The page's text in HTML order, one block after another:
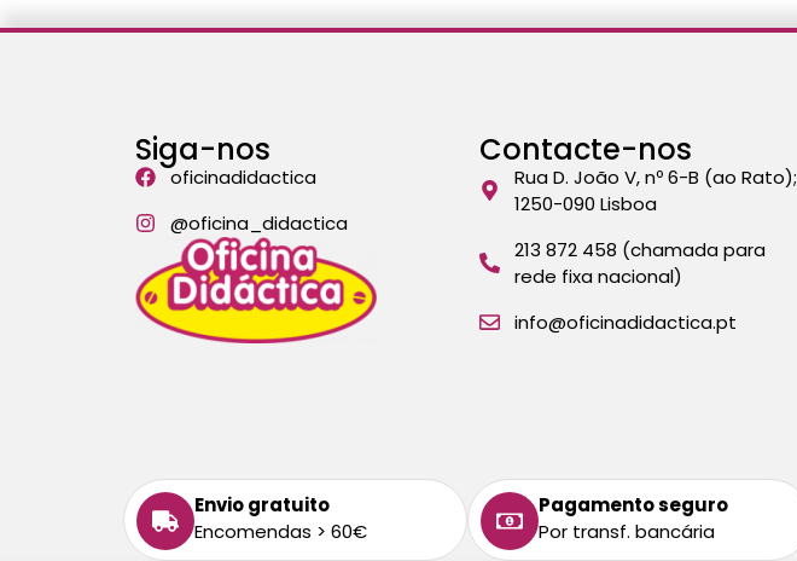
Siga-nos
oficinadidactica
@oficina_didactica
Contacte-nos
Rua D. João V, nº 6-B (ao Rato);
1250-090 Lisboa
213 872 458 (chamada para
rede fixa nacional)
info@oficinadidactica.pt
Envio gratuito
Encomendas > 60€
Pagamento seguro
Por transf. bancária